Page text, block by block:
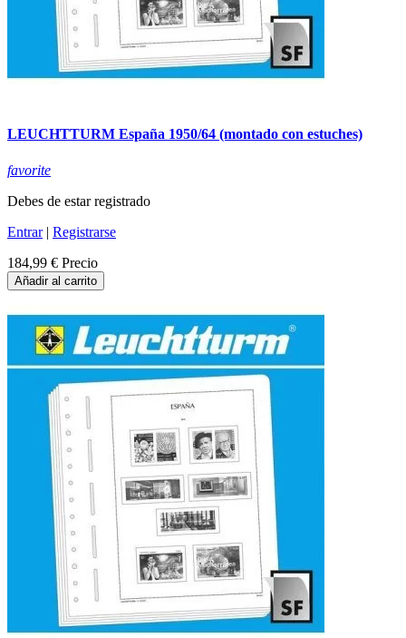
LEUCHTTURM España 1950/64 (montado con estuches)
favorite
Debes de estar registrado
Entrar| Registrarse
184,99 € Precio
Añadir al carrito